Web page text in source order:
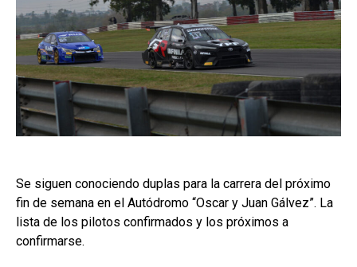
Se siguen conociendo duplas para la carrera del próximo
fin de semana en el Autódromo “Oscar y Juan Gálvez”. La
lista de los pilotos confirmados y los próximos a
confirmarse.